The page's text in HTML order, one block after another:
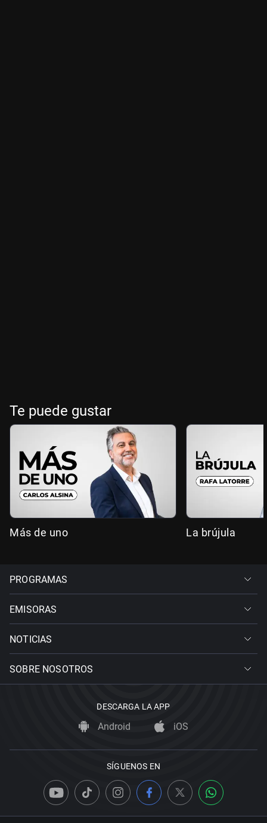
Te puede gustar
Más de uno La brújula
PROGRAMAS
EMISORAS
NOTICIAS
SOBRE NOSOTROS
DESCARGA LA APP
Android iOS
SÍGUENOS EN